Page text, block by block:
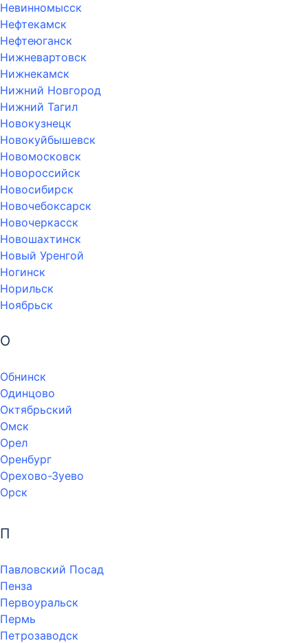
Невинномысск
Нефтекамск
Нефтеюганск
Нижневартовск
Нижнекамск
Нижний Новгород
Нижний Тагил
Новокузнецк
Новокуйбышевск
Новомосковск
Новороссийск
Новосибирск
Новочебоксарск
Новочеркасск
Новошахтинск
Новый Уренгой
Ногинск
Норильск
Ноябрьск
О
Обнинск
Одинцово
Октябрьский
Омск
Орел
Оренбург
Орехово-Зуево
Орск
П
Павловский Посад
Пенза
Первоуральск
Пермь
Петрозаводск